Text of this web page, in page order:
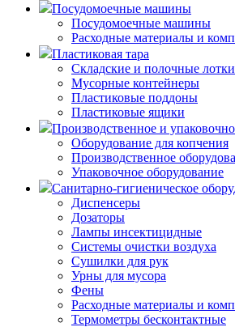
Посудомоечные машины
Посудомоечные машины
Расходные материалы и
Пластиковая тара
Складские и полочные лотки
Мусорные контейнеры
Пластиковые поддоны
Пластиковые ящики
Производственное и
Оборудование для копчения
Производственное
Упаковочное оборудование
Санитарно-гигиеническое
Диспенсеры
Дозаторы
Лампы инсектицидные
Системы очистки воздуха
Сушилки для рук
Урны для мусора
Фены
Расходные материалы и
Термометры бесконтактные